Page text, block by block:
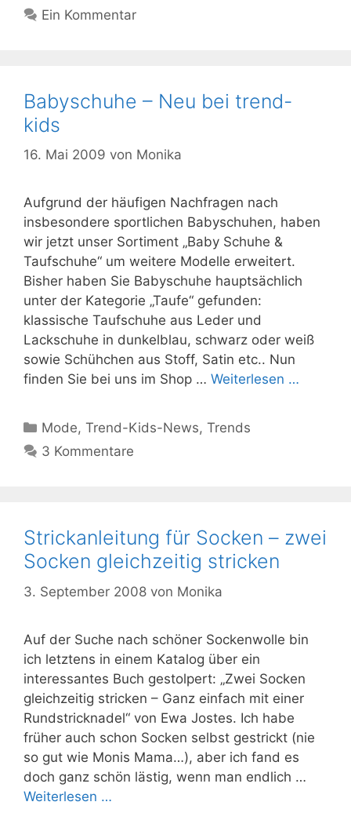
Ein Kommentar
Babyschuhe – Neu bei trend-
kids
16. Mai 2009 von Monika
Aufgrund der häufigen Nachfragen nach
insbesondere sportlichen Babyschuhen, haben
wir jetzt unser Sortiment „Baby Schuhe &
Taufschuhe“ um weitere Modelle erweitert.
Bisher haben Sie Babyschuhe hauptsächlich
unter der Kategorie „Taufe“ gefunden:
klassische Taufschuhe aus Leder und
Lackschuhe in dunkelblau, schwarz oder weiß
sowie Schühchen aus Stoff, Satin etc.. Nun
finden Sie bei uns im Shop … Weiterlesen …
Kategorien
Mode,Trend-Kids-News,Trends
3 Kommentare
Strickanleitung für Socken – zwei
Socken gleichzeitig stricken
3. September 2008 von Monika
Auf der Suche nach schöner Sockenwolle bin
ich letztens in einem Katalog über ein
interessantes Buch gestolpert: „Zwei Socken
gleichzeitig stricken – Ganz einfach mit einer
Rundstricknadel“ von Ewa Jostes. Ich habe
früher auch schon Socken selbst gestrickt (nie
so gut wie Monis Mama…), aber ich fand es
doch ganz schön lästig, wenn man endlich …
Weiterlesen …